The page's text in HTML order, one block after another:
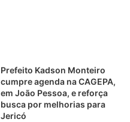
Prefeito Kadson Monteiro
cumpre agenda na CAGEPA,
em João Pessoa, e reforça
busca por melhorias para
Jericó